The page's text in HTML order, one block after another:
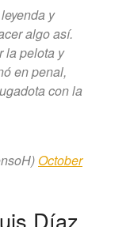
y
algo así.
la pelota y
en penal,
con la
October
Díaz